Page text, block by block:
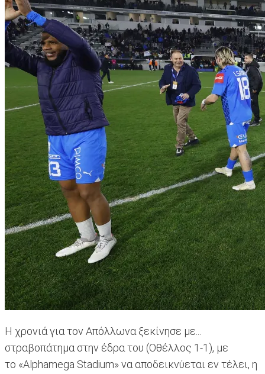
Η χρονιά για τον Απόλλωνα ξεκίνησε με...
στραβοπάτημα στην έδρα του (Οθέλλος 1-1), με
το «Alphamega Stadium» να αποδεικνύεται εν τέλει, η